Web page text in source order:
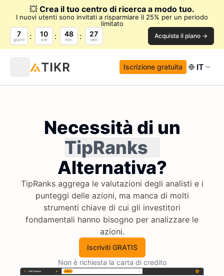
💥 Crea il tuo centro di ricerca a modo tuo.
I nuovi utenti sono invitati a risparmiare il 25% per un periodo
limitato
7
giorni
10
ore
48
min.
26
sec. Acquista il piano →
Iscrizione gratuita IT
Necessità di un
TipRanks
Alternativa?
TipRanks aggrega le valutazioni degli analisti e i
punteggi delle azioni, ma manca di molti
strumenti chiave di cui gli investitori
fondamentali hanno bisogno per analizzare le
azioni.
Iscriviti GRATIS
Non è richiesta la carta di credito